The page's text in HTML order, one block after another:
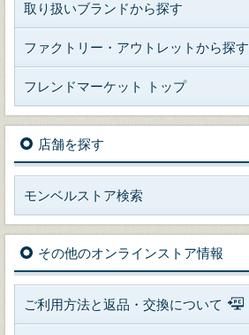
取り扱いブランドから探す
ファクトリー・アウトレットから探す
フレンドマーケット トップ
店舗を探す
モンベルストア検索
その他のオンラインストア情報
ご利用方法と返品・交換について